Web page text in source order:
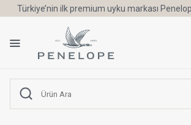
Türkiye’nin ilk premium uyku markası